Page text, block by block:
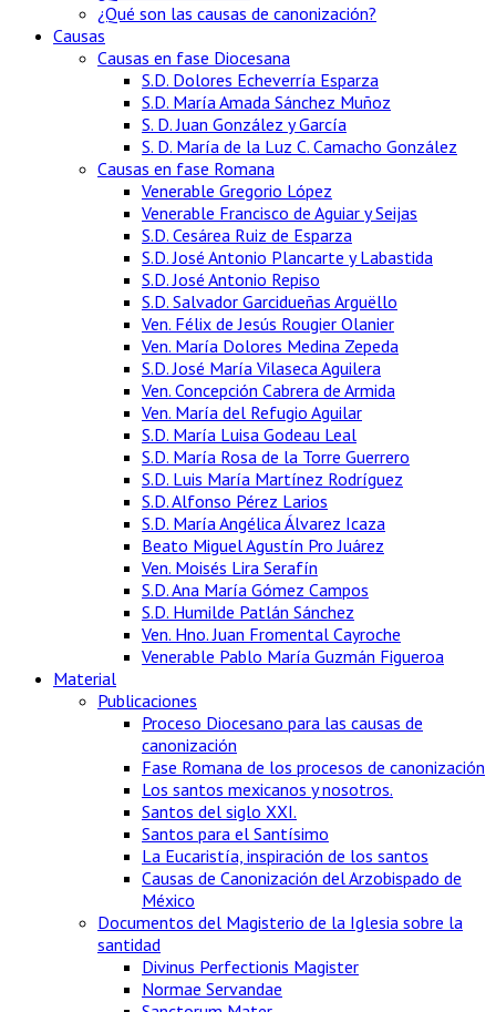
¿Qué son las causas de canonización?
Causas
Causas en fase Diocesana
S.D. Dolores Echeverría Esparza
S.D. María Amada Sánchez Muñoz
S. D. Juan González y García
S. D. María de la Luz C. Camacho González
Causas en fase Romana
Venerable Gregorio López
Venerable Francisco de Aguiar y Seijas
S.D. Cesárea Ruiz de Esparza
S.D. José Antonio Plancarte y Labastida
S.D. José Antonio Repiso
S.D. Salvador Garcidueñas Arguëllo
Ven. Félix de Jesús Rougier Olanier
Ven. María Dolores Medina Zepeda
S.D. José María Vilaseca Aguilera
Ven. Concepción Cabrera de Armida
Ven. María del Refugio Aguilar
S.D. María Luisa Godeau Leal
S.D. María Rosa de la Torre Guerrero
S.D. Luis María Martínez Rodríguez
S.D. Alfonso Pérez Larios
S.D. María Angélica Álvarez Icaza
Beato Miguel Agustín Pro Juárez
Ven. Moisés Lira Serafín
S.D. Ana María Gómez Campos
S.D. Humilde Patlán Sánchez
Ven. Hno. Juan Fromental Cayroche
Venerable Pablo María Guzmán Figueroa
Material
Publicaciones
Proceso Diocesano para las causas de
canonización
Fase Romana de los procesos de canonización
Los santos mexicanos y nosotros.
Santos del siglo XXI.
Santos para el Santísimo
La Eucaristía, inspiración de los santos
Causas de Canonización del Arzobispado de
México
Documentos del Magisterio de la Iglesia sobre la
santidad
Divinus Perfectionis Magister
Normae Servandae